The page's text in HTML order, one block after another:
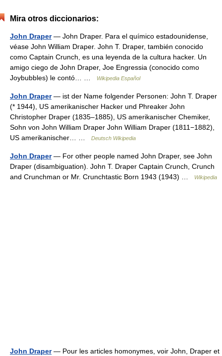
Mira otros diccionarios:
John Draper— John Draper. Para el químico estadounidense,
véase John William Draper. John T. Draper, también conocido
como Captain Crunch, es una leyenda de la cultura hacker. Un
amigo ciego de John Draper, Joe Engressia (conocido como
Joybubbles) le contó… …
Wikipedia Español
John Draper— ist der Name folgender Personen: John T. Draper
(* 1944), US amerikanischer Hacker und Phreaker John
Christopher Draper (1835–1885), US amerikanischer Chemiker,
Sohn von John William Draper John William Draper (1811−1882),
US amerikanischer… …
Deutsch Wikipedia
John Draper— For other people named John Draper, see John
Draper (disambiguation). John T. Draper Captain Crunch, Crunch
and Crunchman or Mr. Crunchtastic Born 1943 (1943) …
Wikipedia
John Draper— Pour les articles homonymes, voir John, Draper et